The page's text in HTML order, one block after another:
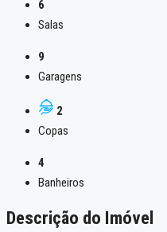
6
Salas
9
Garagens
2
Copas
4
Banheiros
Descrição do Imóvel